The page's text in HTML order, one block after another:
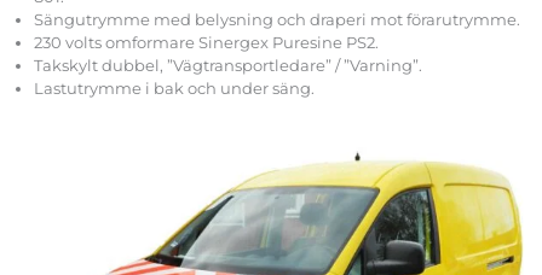
Sängutrymme med belysning och draperi mot förarutrymme.
230 volts omformare Sinergex Puresine PS2.
Takskylt dubbel, ”Vägtransportledare” / ”Varning”.
Lastutrymme i bak och under säng.